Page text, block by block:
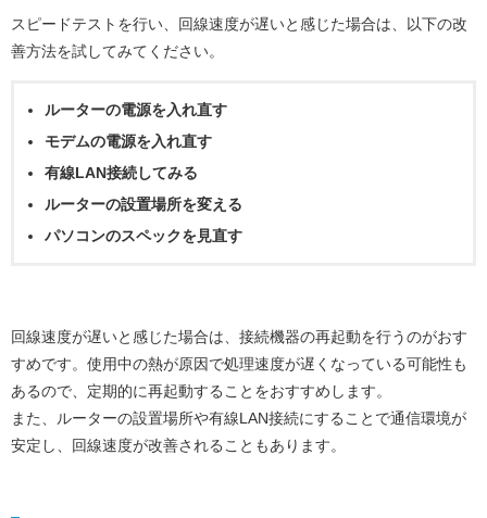
スピードテストを行い、回線速度が遅いと感じた場合は、以下の改
善方法を試してみてください。
ルーターの電源を入れ直す
モデムの電源を入れ直す
有線LAN接続してみる
ルーターの設置場所を変える
パソコンのスペックを見直す
回線速度が遅いと感じた場合は、接続機器の再起動を行うのがおす
すめです。使用中の熱が原因で処理速度が遅くなっている可能性も
あるので、定期的に再起動することをおすすめします。
また、ルーターの設置場所や有線LAN接続にすることで通信環境が
安定し、回線速度が改善されることもあります。